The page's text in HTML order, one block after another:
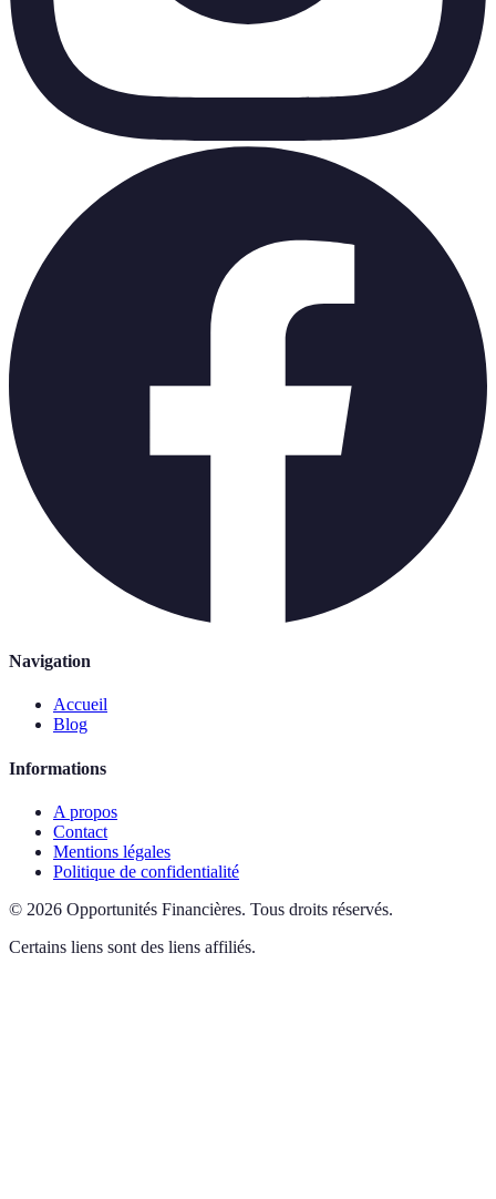
Navigation
Accueil
Blog
Informations
A propos
Contact
Mentions légales
Politique de confidentialité
© 2026 Opportunités Financières. Tous droits réservés.
Certains liens sont des liens affiliés.